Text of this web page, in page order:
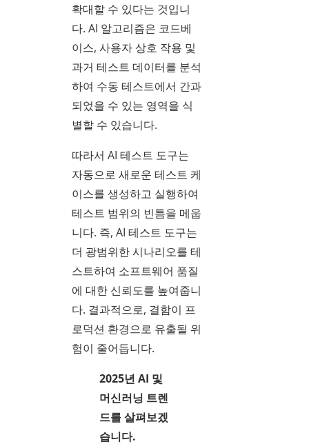
확대할 수 있다는 것입니
다. AI 알고리즘은 코드베
이스, 사용자 상호 작용 및
과거 테스트 데이터를 분석
하여 수동 테스트에서 간과
되었을 수 있는 영역을 식
별할 수 있습니다.
따라서 AI 테스트 도구는
자동으로 새로운 테스트 케
이스를 생성하고 실행하여
테스트 범위의 빈틈을 메웁
니다. 즉, AI 테스트 도구는
더 광범위한 시나리오를 테
스트하여 소프트웨어 품질
에 대한 신뢰도를 높여줍니
다. 결과적으로, 결함이 프
로덕션 환경으로 유출될 위
험이 줄어듭니다.
2025년 AI 및
머신러닝 트렌
드를 살펴보겠
습니다.